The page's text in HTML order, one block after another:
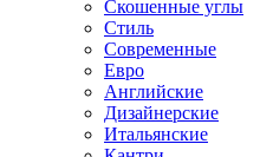
Скошенные углы
Стиль
Современные
Евро
Английские
Дизайнерские
Итальянские